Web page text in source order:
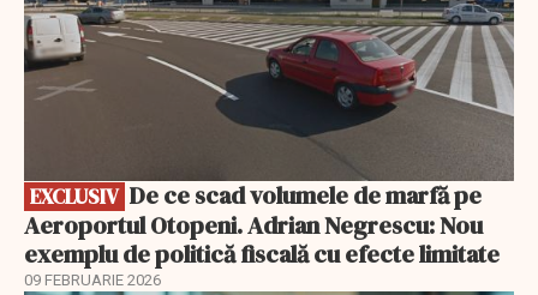
EXCLUSIV
Aeroportul Otopeni. Adrian Negrescu: Nou
exemplu de politică fiscală cu efecte limitate
09 FEBRUARIE 2026